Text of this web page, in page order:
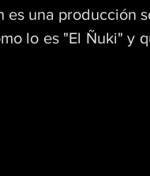
es una producción
lo es "El Ñuki" y